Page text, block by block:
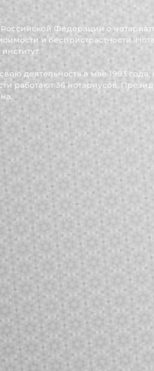
Федерации о
и беспристрастности.
деятельность в мае 1993
работают 36 нотариусов,